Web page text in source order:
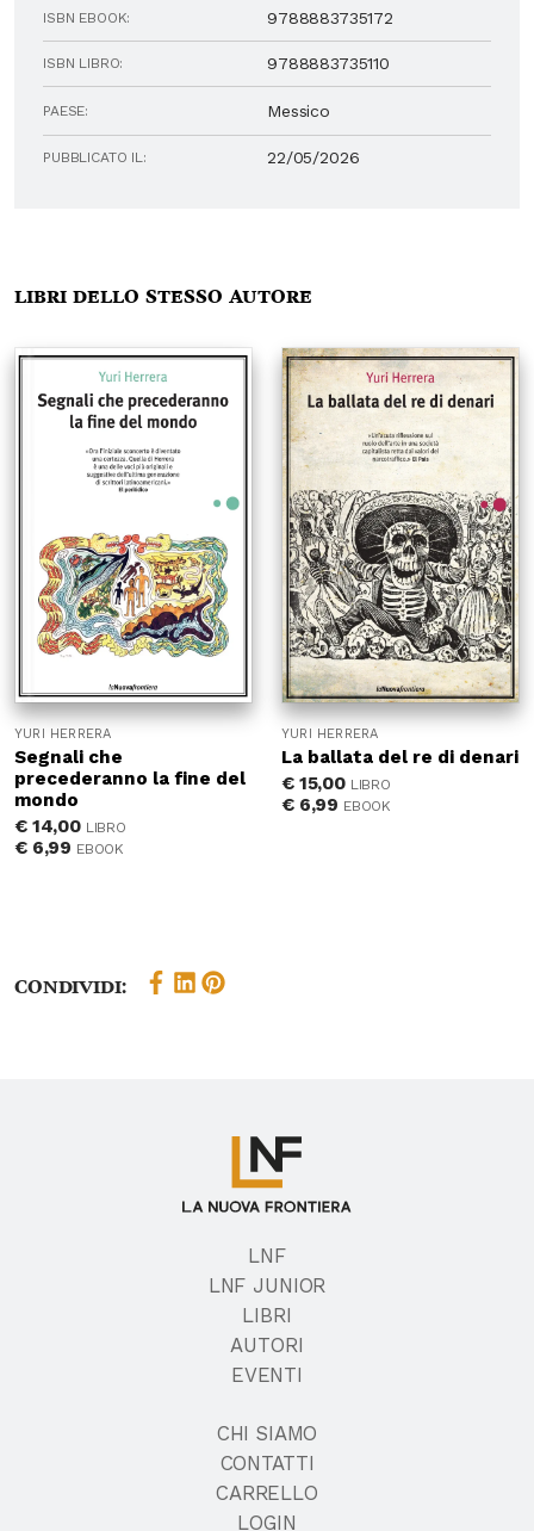
ISBN EBOOK: 9788883735172
ISBN LIBRO: 9788883735110
PAESE: Messico
PUBBLICATO IL: 22/05/2026
Libri dello stesso autore
YURI HERRERA
Segnali che
precederanno la fine del
mondo
€14,00 LIBRO
€6,99 EBOOK
YURI HERRERA
La ballata del re di denari
€15,00 LIBRO
€6,99 EBOOK
Condividi:
LNF
LNF JUNIOR
LIBRI
AUTORI
EVENTI
CHI SIAMO
CONTATTI
CARRELLO
LOGIN